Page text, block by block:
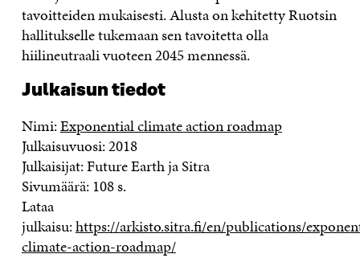
tavoitteiden mukaisesti. Alusta on kehitetty Ruotsin
hallitukselle tukemaan sen tavoitetta olla
hiilineutraali vuoteen 2045 mennessä.
Julkaisun tiedot
Nimi:Exponential climate action roadmap
Julkaisuvuosi: 2018
Julkaisijat: Future Earth ja Sitra
Sivumäärä: 108 s.
Lataa
julkaisu:https://arkisto.sitra.fi/en/publications/
climate-action-roadmap/